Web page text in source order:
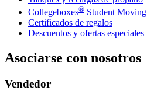
Collegeboxes® Student Moving
Certificados de regalos
Descuentos y ofertas especiales
Asociarse con nosotros
Vendedor